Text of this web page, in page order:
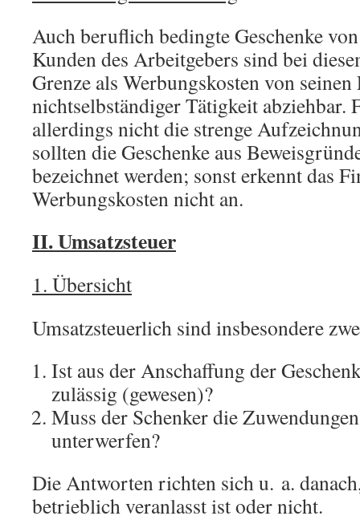
Auch beruflich bedingte Geschenke
Kunden des Arbeitgebers sind bei
Grenze als Werbungskosten von
nichtselbständiger Tätigkeit
allerdings nicht die strenge
sollten die Geschenke aus
bezeichnet werden; sonst erkennt das
Werbungskosten nicht an.
II. Umsatzsteuer
1. Übersicht
Umsatzsteuerlich sind insbesondere
Ist aus der Anschaffung der
zulässig (gewesen)?
Muss der Schenker die
unterwerfen?
Die Antworten richten sich u. a.
betrieblich veranlasst ist oder nicht.